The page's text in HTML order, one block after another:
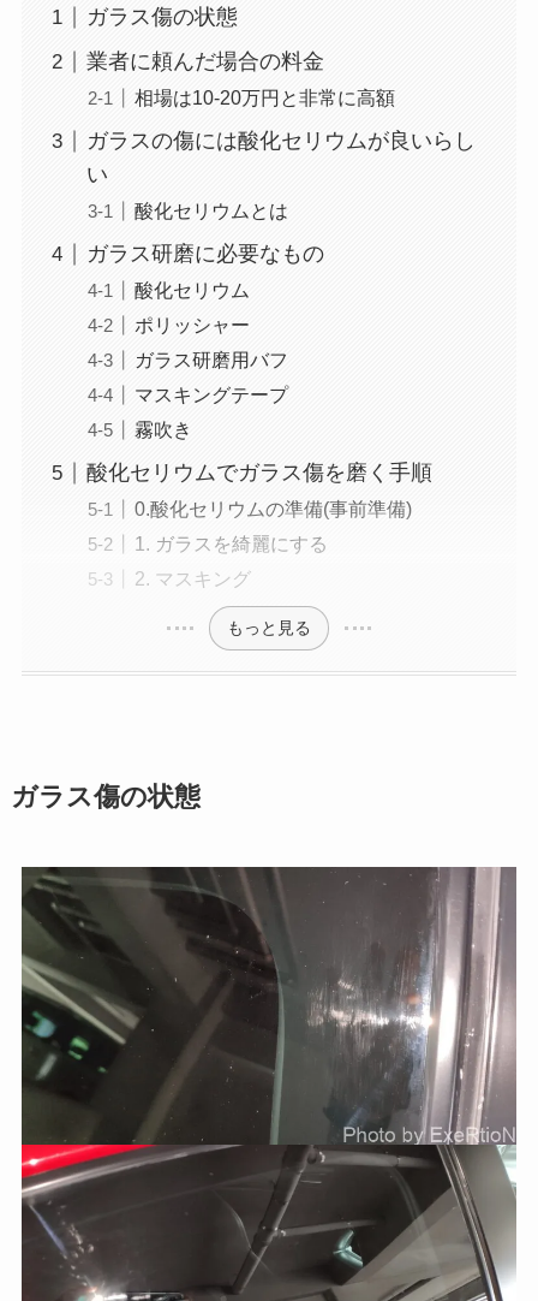
ガラス傷の状態
業者に頼んだ場合の料金
相場は10-20万円と非常に高額
ガラスの傷には酸化セリウムが良いらし
い
酸化セリウムとは
ガラス研磨に必要なもの
酸化セリウム
ポリッシャー
ガラス研磨用バフ
マスキングテープ
霧吹き
酸化セリウムでガラス傷を磨く手順
0.酸化セリウムの準備(事前準備)
1. ガラスを綺麗にする
2. マスキング
もっと見る
ガラス傷の状態